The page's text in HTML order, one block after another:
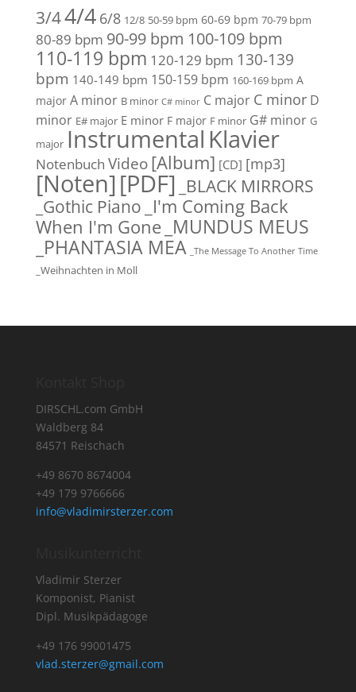
3/44/4 6/8 12/8 50-59 bpm 60-69 bpm 70-79 bpm
80-89 bpm 90-99 bpm 100-109 bpm
110-119 bpm 120-129 bpm 130-139
bpm 140-149 bpm 150-159 bpm 160-169 bpm A
major A minor B minor C# minor C major C minor D
minor E# major E minor F major F minor G# minor G
major Instrumental Klavier
Notenbuch Video [Album] [CD] [mp3]
[Noten][PDF] _BLACK MIRRORS
_Gothic Piano _I'm Coming Back
When I'm Gone _MUNDUS MEUS
_PHANTASIA MEA _The Message To Another Time
_Weihnachten in Moll
DIRSCHL.com GmbH
Waldberg 84
84571 Reischach
+49 8670 8674004
+49 179 9766666
info@vladimirsterzer.com
Vladimir Sterzer
Komponist, Pianist
Dipl. Musikpädagoge
+49 176 99001475
vlad.sterzer@gmail.com